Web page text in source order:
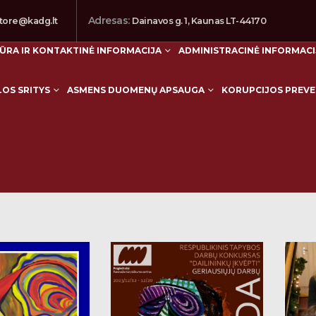
Adresas: Dainavos g. 1, Kaunas LT-44170
IR KONTAKTINĖ INFORMACIJA ADMINISTRACINĖ
SRITYS ASMENS DUOMENŲ APSAUGA KORUPCIJOS